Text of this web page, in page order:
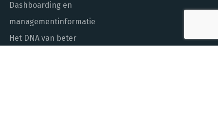
Dashboarding en
managementinformatie
Het DNA van beter